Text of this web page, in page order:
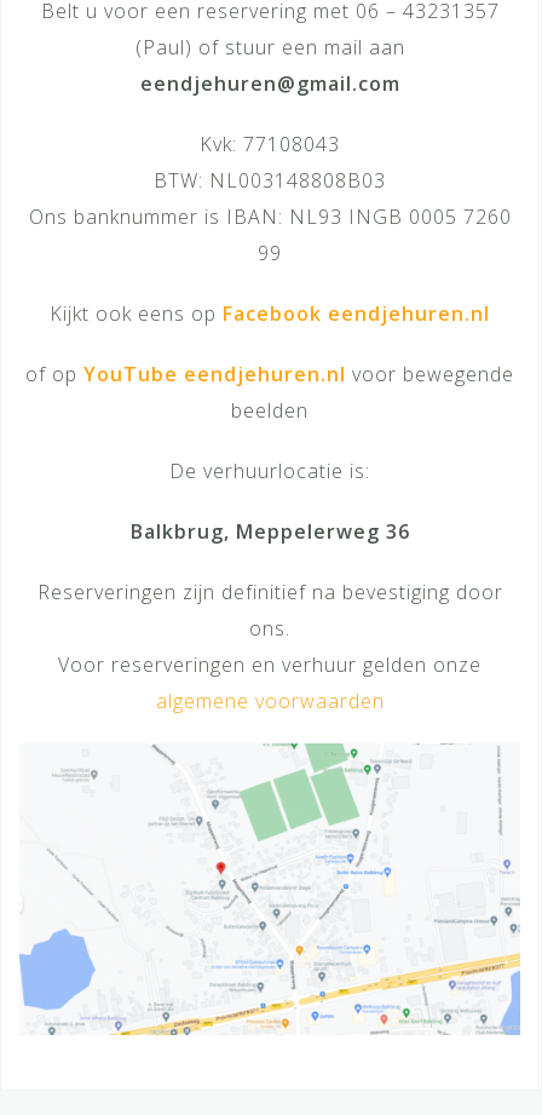
Belt u voor een reservering met 06 – 43231357
(Paul) of stuur een mail aan
eendjehuren@gmail.com
Kvk: 77108043
BTW: NL003148808B03
Ons banknummer is IBAN: NL93 INGB 0005 7260
99
Kijkt ook eens op Facebook eendjehuren.nl
of op YouTube eendjehuren.nl voor bewegende
beelden
De verhuurlocatie is:
Balkbrug, Meppelerweg 36
Reserveringen zijn definitief na bevestiging door
ons.
Voor reserveringen en verhuur gelden onze
algemene voorwaarden